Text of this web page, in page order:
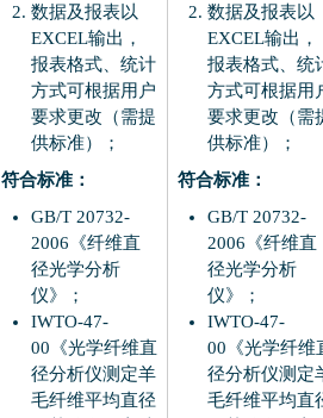
数据及报表以
EXCEL输出，
报表格式、统计
方式可根据用户
要求更改（需提
供标准）；
符合标准：
GB/T 20732-
2006《纤维直
径光学分析
仪》；
IWTO-47-
00《光学纤维直
径分析仪测定羊
毛纤维平均直径
数据及报表以
EXCEL输出，
报表格式、统
方式可根据用
要求更改（需
供标准）；
符合标准：
GB/T 20732-
2006《纤维直
径光学分析
仪》；
IWTO-47-
00《光学纤维
径分析仪测定
毛纤维平均直